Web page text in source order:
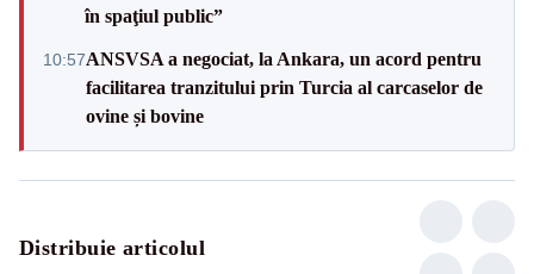
în spaţiul public”
10:57ANSVSA a negociat, la Ankara, un acord pentru
facilitarea tranzitului prin Turcia al carcaselor de
ovine și bovine
Distribuie articolul